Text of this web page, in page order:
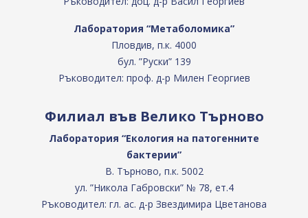
Лаборатория “Метаболомика”
Пловдив, п.к. 4000
бул. ”Руски” 139
Ръководител: проф. д-р Милен Георгиев
Филиал във Велико Търново
Лаборатория “Екология на патогенните
бактерии”
В. Търново, п.к. 5002
ул. ”Никола Габровски” № 78, ет.4
Ръководител: гл. ас. д-р Звездимира Цветанова